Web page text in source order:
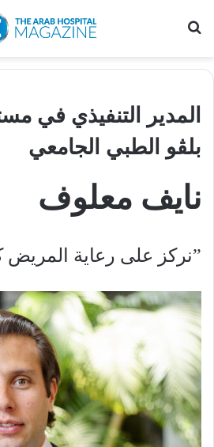
المدير التنفيذي في
بلڤو الطبي الجامعي
نايف معلوف
”نركز على رعاية المريض